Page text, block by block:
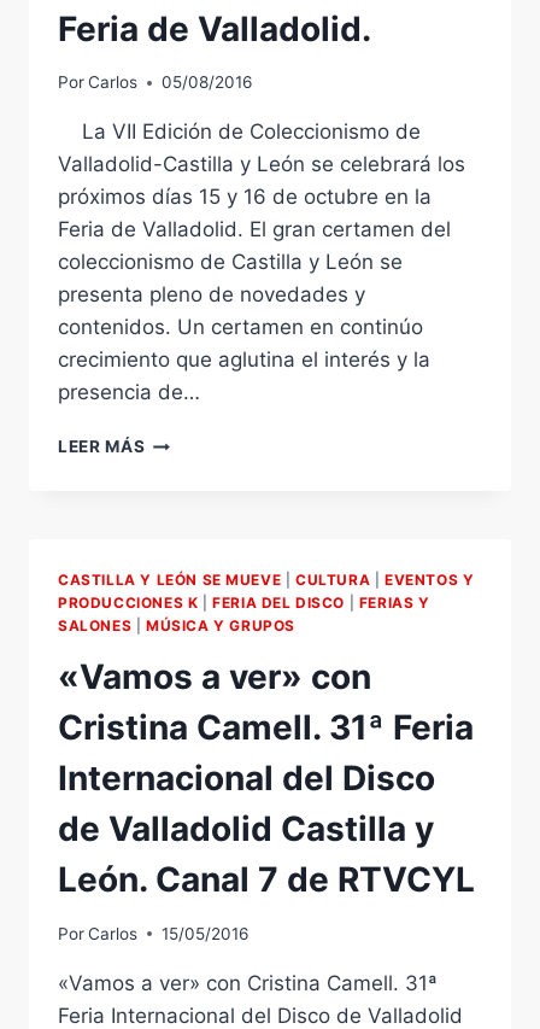
Feria de Valladolid.
PorCarlos 05/08/2016
La VII Edición de Coleccionismo de
Valladolid-Castilla y León se celebrará los
próximos días 15 y 16 de octubre en la
Feria de Valladolid. El gran certamen del
coleccionismo de Castilla y León se
presenta pleno de novedades y
contenidos. Un certamen en continúo
crecimiento que aglutina el interés y la
presencia de…
LEER MÁS VII
VALLADOLID-
CASTILLA
Y
15
Y
16
DE
OCTUBRE.
FERIA
DE
VALLADOLID.
CASTILLA Y LEÓN SE MUEVE |CULTURA |EVENTOS Y
PRODUCCIONES K |FERIA DEL DISCO
FERIAS Y
SALONES
MÚSICA Y GRUPOS
«Vamos a ver» con
Cristina Camell. 31ª Feria
Internacional del Disco
de Valladolid Castilla y
León. Canal 7 de RTVCYL
PorCarlos 15/05/2016
«Vamos a ver» con Cristina Camell. 31ª
Feria Internacional del Disco de Valladolid